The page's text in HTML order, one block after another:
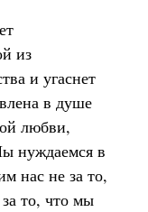
из
и угаснет
в душе
любви,
нуждаемся в
нас не за то,
то, что мы